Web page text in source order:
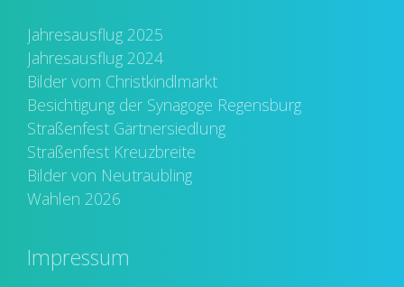
Jahresausflug 2025
Jahresausflug 2024
Bilder vom Christkindlmarkt
Besichtigung der Synagoge Regensburg
Straßenfest Gärtnersiedlung
Straßenfest Kreuzbreite
Bilder von Neutraubling
Wahlen 2026
Impressum